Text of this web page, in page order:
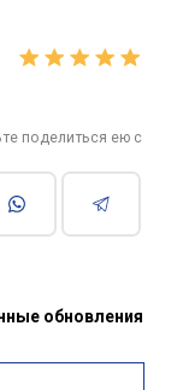
поделиться ею с
обновления